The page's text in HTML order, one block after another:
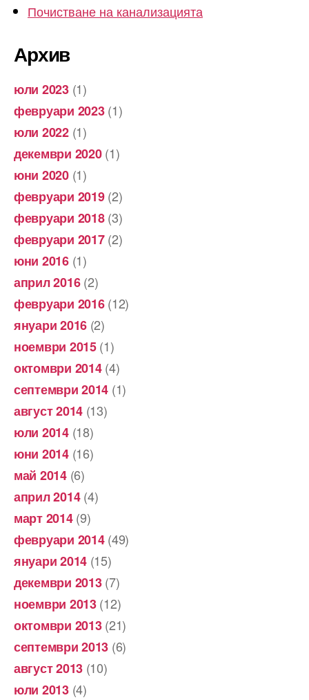
Почистване на канализацията
Архив
юли 2023(1)
февруари 2023(1)
юли 2022(1)
декември 2020(1)
юни 2020(1)
февруари 2019(2)
февруари 2018(3)
февруари 2017(2)
юни 2016(1)
април 2016(2)
февруари 2016(12)
януари 2016 (2)
ноември 2015(1)
октомври 2014(4)
септември 2014 (1)
август 2014 (13)
юли 2014(18)
юни 2014(16)
май 2014(6)
април 2014(4)
март 2014(9)
февруари 2014(49)
януари 2014 (15)
декември 2013(7)
ноември 2013(12)
октомври 2013(21)
септември 2013 (6)
август 2013 (10)
юли 2013(4)